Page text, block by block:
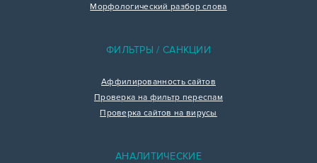
Морфологический разбор слова
ФИЛЬТРЫ / САНКЦИИ
Аффилированность сайтов
Проверка на фильтр переспам
Проверка сайтов на вирусы
АНАЛИТИЧЕСКИЕ